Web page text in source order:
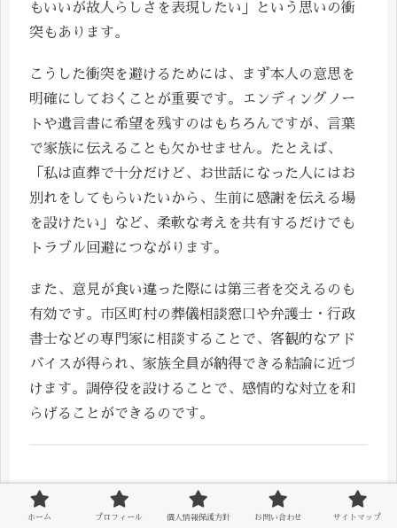
もいいが故人らしさを表現したい」という思いの衝
突もあります。
こうした衝突を避けるためには、まず本人の意思を
明確にしておくことが重要です。エンディングノー
トや遺言書に希望を残すのはもちろんですが、言葉
で家族に伝えることも欠かせません。たとえば、
「私は直葬で十分だけど、お世話になった人にはお
別れをしてもらいたいから、生前に感謝を伝える場
を設けたい」など、柔軟な考えを共有するだけでも
トラブル回避につながります。
また、意見が食い違った際には第三者を交えるのも
有効です。市区町村の葬儀相談窓口や弁護士・行政
書士などの専門家に相談することで、客観的なアド
バイスが得られ、家族全員が納得できる結論に近づ
けます。調停役を設けることで、感情的な対立を和
らげることができるのです。
悪質な葬儀社にだまされないための見極
ホーム プロフィール 個人情報保護方針 お問い合わせ サイトマップ